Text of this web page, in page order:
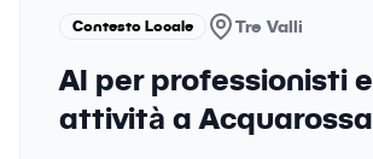
Contesto Locale Tre Valli
AI per professionisti e
attività a Acquarossa